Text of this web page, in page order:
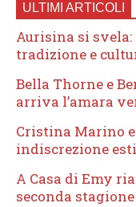
ULTIMI ARTICOLI
Aurisina si
tradizione e
Bella Thorne e
arriva l’amara
Cristina Marino
indiscrezione
A Casa di Emy
seconda stagione